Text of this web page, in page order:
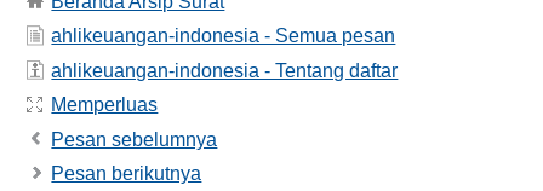
ahlikeuangan-indonesia - Semua pesan
ahlikeuangan-indonesia - Tentang daftar
Memperluas
Pesan sebelumnya
Pesan berikutnya